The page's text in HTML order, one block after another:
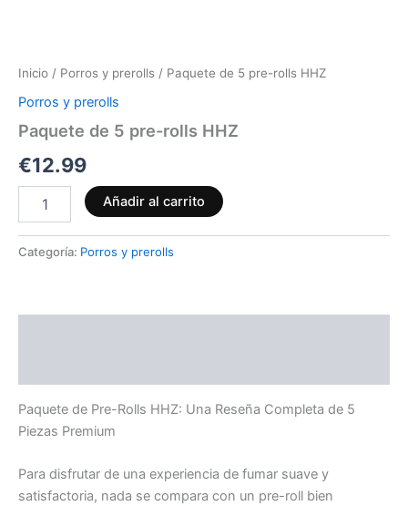
Inicio / Porros y prerolls / Paquete de 5 pre-rolls HHZ
Porros y prerolls
Paquete de 5 pre-rolls HHZ
€12.99
Añadir al carrito
Categoría: Porros y prerolls
Paquete de Pre-Rolls HHZ: Una Reseña Completa de 5
Piezas Premium
Para disfrutar de una experiencia de fumar suave y
satisfactoria, nada se compara con un pre-roll bien